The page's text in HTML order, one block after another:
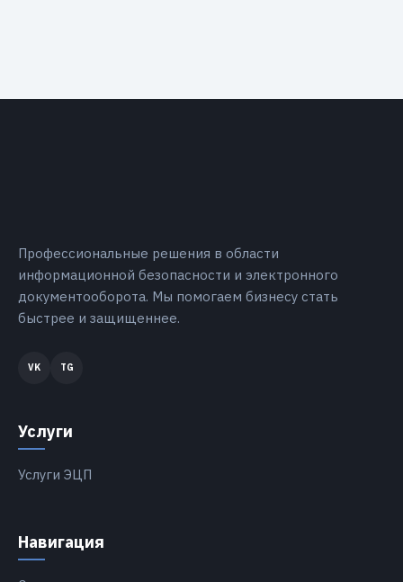
Профессиональные решения в области
информационной безопасности и электронного
документооборота. Мы помогаем бизнесу стать
быстрее и защищеннее.
Услуги
Услуги ЭЦП
Навигация